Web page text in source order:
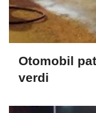
Otomobil
verdi